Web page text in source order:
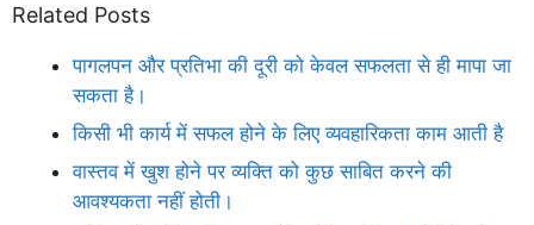
Related Posts
पागलपन और प्रतिभा की दूरी को केवल सफलता से ही मापा जा
सकता है।
किसी भी कार्य में सफल होने के लिए व्यवहारिकता काम आती है
वास्तव में खुश होने पर व्यक्ति को कुछ साबित करने की
आवश्यकता नहीं होती।